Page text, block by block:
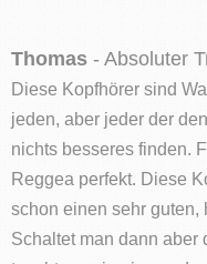
Thomas - Absoluter
Diese Kopfhörer sind
jeden, aber jeder der
nichts besseres finden.
Reggea perfekt. Diese
schon einen sehr guten,
Schaltet man dann